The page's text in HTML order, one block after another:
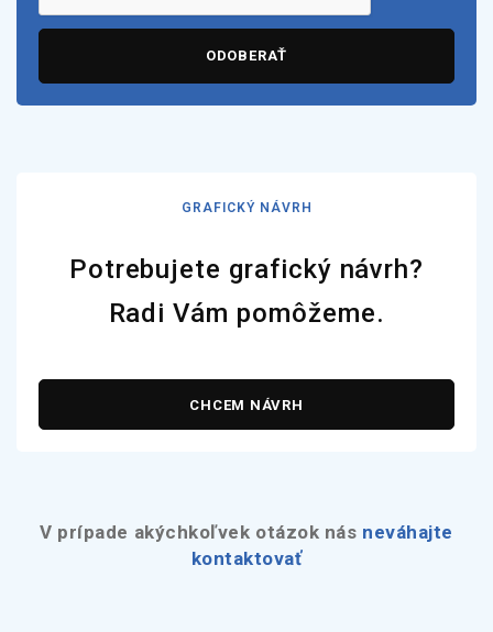
ODOBERAŤ
GRAFICKÝ NÁVRH
Potrebujete grafický návrh?
Radi Vám pomôžeme.
CHCEM NÁVRH
V prípade akýchkoľvek otázok nás neváhajte
kontaktovať